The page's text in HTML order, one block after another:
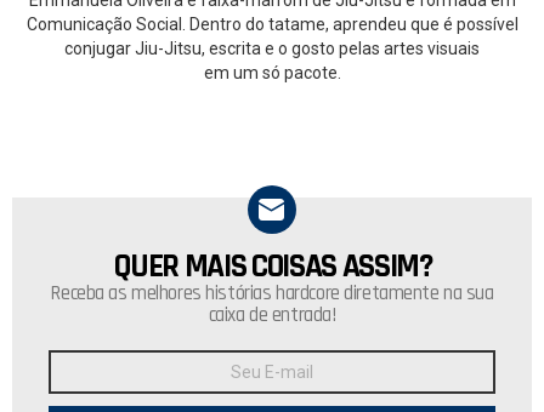
Comunicação Social. Dentro do tatame, aprendeu que é possível
conjugar Jiu-Jitsu, escrita e o gosto pelas artes visuais
em um só pacote.
NEWSLETTER
QUER MAIS COISAS ASSIM?
Receba as melhores histórias hardcore diretamente na sua
caixa de entrada!
E-